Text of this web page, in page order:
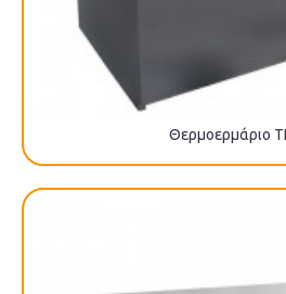
Θερμοερμάριο